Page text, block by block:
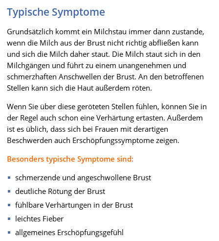
Typische Symptome
Grundsätzlich kommt ein Milchstau immer dann zustande,
wenn die Milch aus der Brust nicht richtig abfließen kann
und sich die Milch daher staut. Die Milch staut sich in den
Milchgängen und führt zu einem unangenehmen und
schmerzhaften Anschwellen der Brust. An den betroffenen
Stellen kann sich die Haut außerdem röten.
Wenn Sie über diese geröteten Stellen fühlen, können Sie in
der Regel auch schon eine Verhärtung ertasten. Außerdem
ist es üblich, dass sich bei Frauen mit derartigen
Beschwerden auch Erschöpfungssymptome zeigen.
Besonders typische Symptome sind:
schmerzende und angeschwollene Brust
deutliche Rötung der Brust
fühlbare Verhärtungen in der Brust
leichtes Fieber
allgemeines Erschöpfungsgefühl